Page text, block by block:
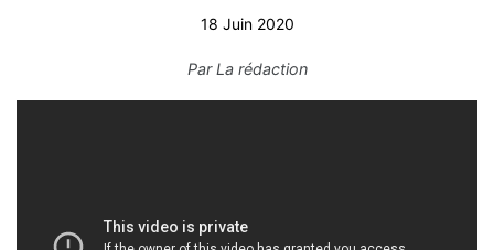
18 Juin 2020
ParLa rédaction